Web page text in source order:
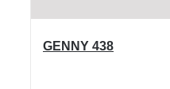
GENNY 438